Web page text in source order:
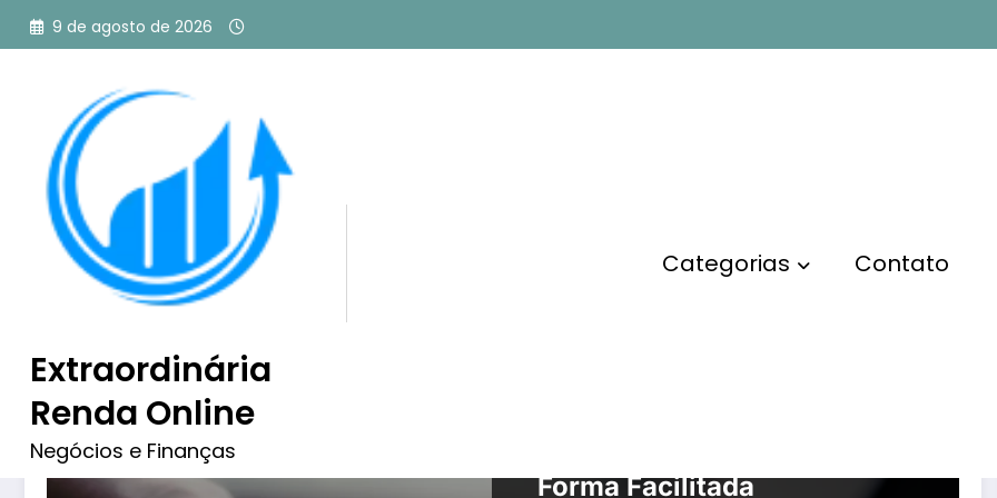
Pular
para
9 de agosto de 2026
Extraordinária
Renda Online
Negócios e Finanças
Categorias Contato
Tag: SEO para site
Forma Facilitada